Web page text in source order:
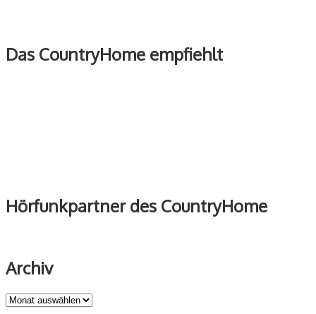
Das CountryHome empfiehlt
Hörfunkpartner des CountryHome
Archiv
Archiv